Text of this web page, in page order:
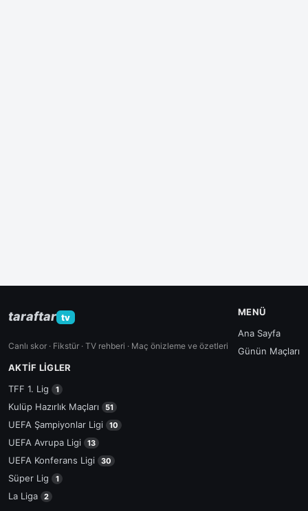
taraftar tv
Canlı skor · Fikstür · TV rehberi · Maç önizleme ve özetleri
MENÜ
Ana Sayfa
Günün Maçları
AKTIF LIGLER
TFF 1. Lig
1
Kulüp Hazırlık Maçları 51
UEFA Şampiyonlar Ligi 10
UEFA Avrupa Ligi 13
UEFA Konferans Ligi 30
Süper Lig 1
La Liga 2